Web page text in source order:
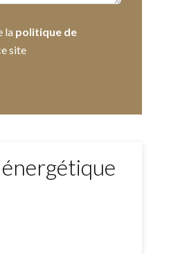
la politique de
site